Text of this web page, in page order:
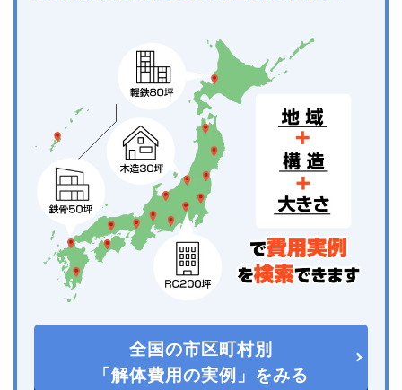
全国の市区町村別
「解体費用の実例」をみる